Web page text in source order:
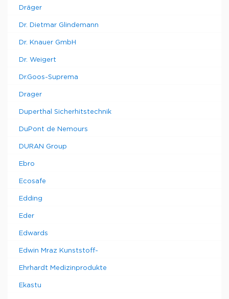
Dräger
Dr. Dietmar Glindemann
Dr. Knauer GmbH
Dr. Weigert
Dr.Goos-Suprema
Drager
Duperthal Sicherhitstechnik
DuPont de Nemours
DURAN Group
Ebro
Ecosafe
Edding
Eder
Edwards
Edwin Mraz Kunststoff-
Ehrhardt Medizinprodukte
Ekastu